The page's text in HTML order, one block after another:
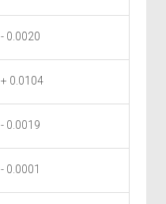
- 0.0020
+ 0.0104
- 0.0019
- 0.0001